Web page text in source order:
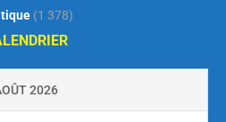
(1 378)
2026